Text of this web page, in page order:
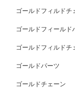
ゴールドフィルドチ
ゴールドフィールド
ゴールドフィルドチ
ゴールドパーツ
ゴールドチェーン